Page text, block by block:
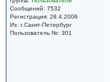
Сообщений: 7532
Регистрация: 28.4.2006
Из: г.Санкт-Петербург
Пользователь №: 301